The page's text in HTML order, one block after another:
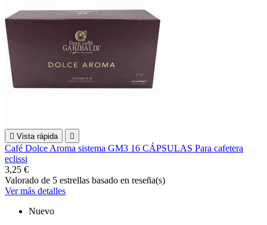
 Vista rápida 
Café Dolce Aroma sistema GM3 16 CÁPSULAS Para cafetera
eclissi
3,25 €
Valorado de 5 estrellas basado en reseña(s)
Ver más detalles
Nuevo